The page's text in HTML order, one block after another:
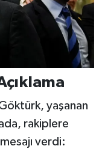
yaşanan
rakiplere
verdi: